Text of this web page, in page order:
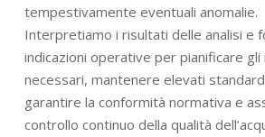
tempestivamente eventuali anomalie.
Interpretiamo i risultati delle analisi e
indicazioni operative per pianificare
necessari, mantenere elevati
garantire la conformità normativa e
controllo continuo della qualità